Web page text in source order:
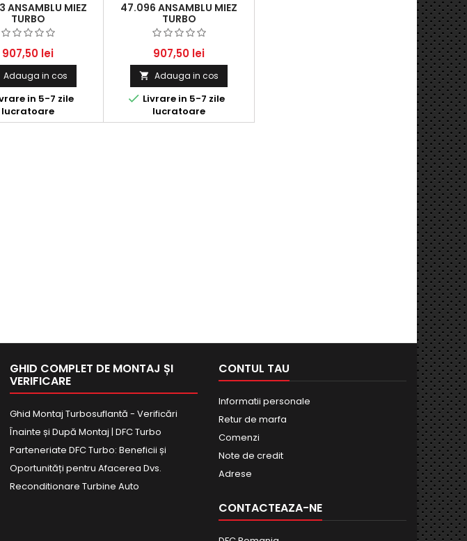
ANSAMBLU MIEZ
TURBO
907,50 lei
Adauga in cos
in 5-7 zile
lucratoare
47.096 ANSAMBLU MIEZ
TURBO
907,50 lei
 Adauga in cos
 Livrare in 5-7 zile
lucratoare
GHID COMPLET DE MONTAJ ȘI
VERIFICARE
Ghid Montaj Turbosuflantă - Verificări
Înainte și După Montaj | DFC Turbo
Parteneriate DFC Turbo: Beneficii și
Oportunități pentru Afacerea Dvs.
Reconditionare Turbine Auto
CONTUL TAU
Informatii personale
Retur de marfa
Comenzi
Note de credit
Adrese
CONTACTEAZA-NE